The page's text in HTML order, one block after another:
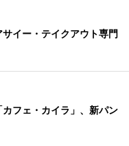
イー・テイクアウト専門
フェ・カイラ」、新パン